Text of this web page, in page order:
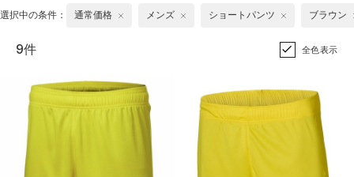
選択中の条件： 通常価格 メンズ ショートパンツ ブラウン
9件 全色表示